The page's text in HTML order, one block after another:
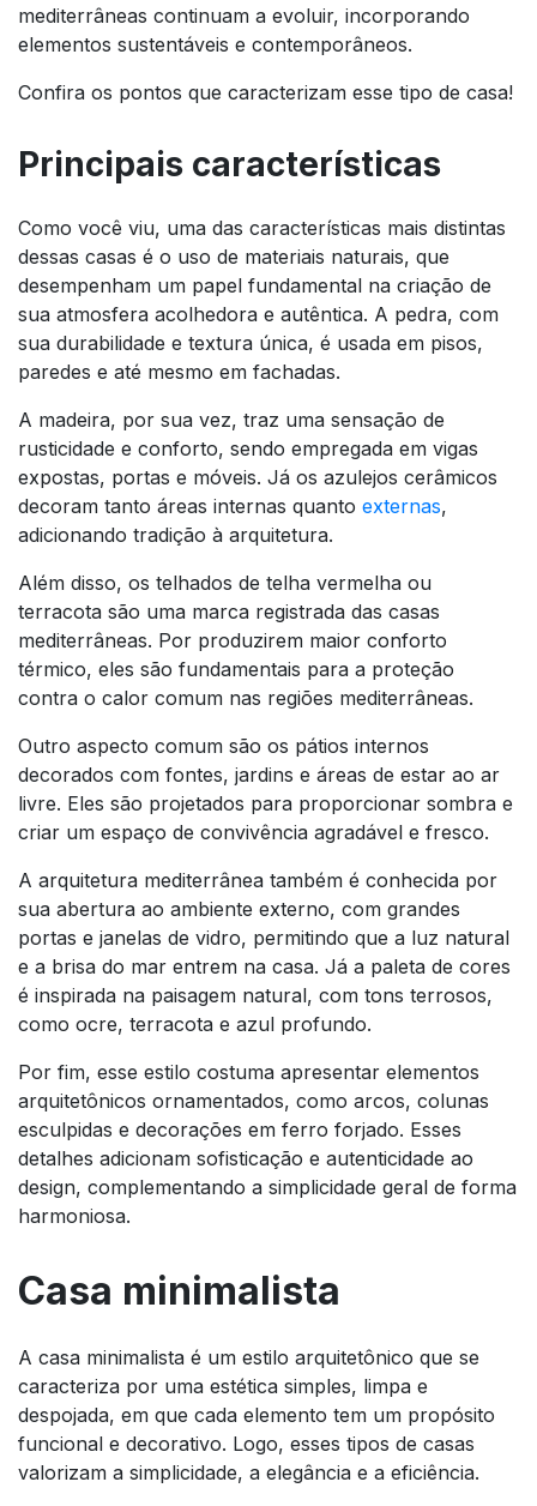
mediterrâneas continuam a evoluir, incorporando
elementos sustentáveis e contemporâneos.
Confira os pontos que caracterizam esse tipo de casa!
Principais características
Como você viu, uma das características mais distintas
dessas casas é o uso de materiais naturais, que
desempenham um papel fundamental na criação de
sua atmosfera acolhedora e autêntica. A pedra, com
sua durabilidade e textura única, é usada em pisos,
paredes e até mesmo em fachadas.
A madeira, por sua vez, traz uma sensação de
rusticidade e conforto, sendo empregada em vigas
expostas, portas e móveis. Já os azulejos cerâmicos
decoram tanto áreas internas quanto externas,
adicionando tradição à arquitetura.
Além disso, os telhados de telha vermelha ou
terracota são uma marca registrada das casas
mediterrâneas. Por produzirem maior conforto
térmico, eles são fundamentais para a proteção
contra o calor comum nas regiões mediterrâneas.
Outro aspecto comum são os pátios internos
decorados com fontes, jardins e áreas de estar ao ar
livre. Eles são projetados para proporcionar sombra e
criar um espaço de convivência agradável e fresco.
A arquitetura mediterrânea também é conhecida por
sua abertura ao ambiente externo, com grandes
portas e janelas de vidro, permitindo que a luz natural
e a brisa do mar entrem na casa. Já a paleta de cores
é inspirada na paisagem natural, com tons terrosos,
como ocre, terracota e azul profundo.
Por fim, esse estilo costuma apresentar elementos
arquitetônicos ornamentados, como arcos, colunas
esculpidas e decorações em ferro forjado. Esses
detalhes adicionam sofisticação e autenticidade ao
design, complementando a simplicidade geral de forma
harmoniosa.
Casa minimalista
A casa minimalista é um estilo arquitetônico que se
caracteriza por uma estética simples, limpa e
despojada, em que cada elemento tem um propósito
funcional e decorativo. Logo, esses tipos de casas
valorizam a simplicidade, a elegância e a eficiência.